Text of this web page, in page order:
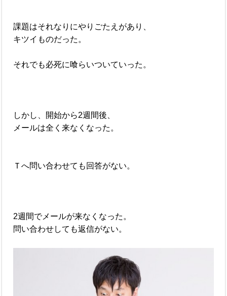
課題はそれなりにやりごたえがあり、
キツイものだった。
それでも必死に喰らいついていった。
しかし、開始から2週間後、
メールは全く来なくなった。
Ｔへ問い合わせても回答がない。
2週間でメールが来なくなった。
問い合わせしても返信がない。